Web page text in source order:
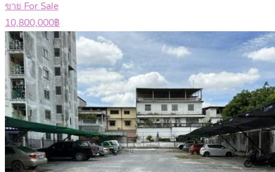
ขาย For Sale
10,800,000฿